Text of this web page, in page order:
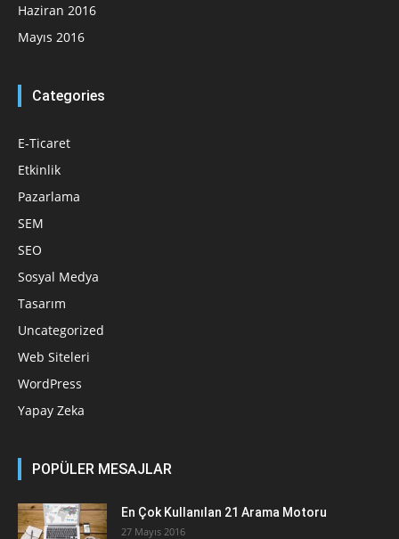
Haziran 2016
Mayıs 2016
Categories
E-Ticaret
Etkinlik
Pazarlama
SEM
SEO
Sosyal Medya
Tasarım
Uncategorized
Web Siteleri
WordPress
Yapay Zeka
POPÜLER MESAJLAR
En Çok Kullanılan 21 Arama Motoru
27 Mayıs 2016